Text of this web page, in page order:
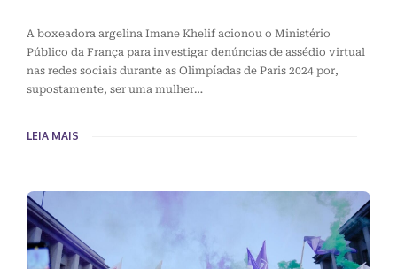
A boxeadora argelina Imane Khelif acionou o Ministério
Público da França para investigar denúncias de assédio virtual
nas redes sociais durante as Olimpíadas de Paris 2024 por,
supostamente, ser uma mulher…
LEIA MAIS